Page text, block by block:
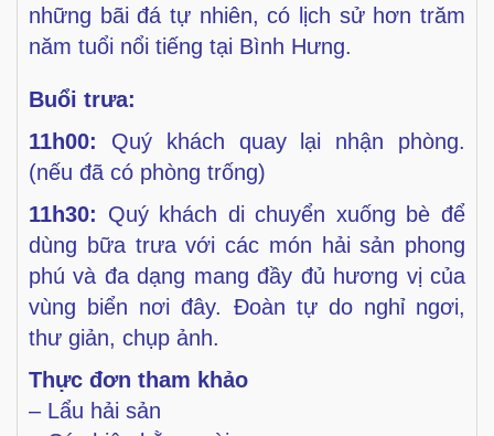
những bãi đá tự nhiên, có lịch sử hơn trăm
năm tuổi nổi tiếng tại Bình Hưng.
Buổi trưa:
11h00: Quý khách quay lại nhận phòng.
(nếu đã có phòng trống)
11h30: Quý khách di chuyển xuống bè để
dùng bữa trưa với các món hải sản phong
phú và đa dạng mang đầy đủ hương vị của
vùng biển nơi đây. Đoàn tự do nghỉ ngơi,
thư giản, chụp ảnh.
Thực đơn tham khảo
– Lẩu hải sản